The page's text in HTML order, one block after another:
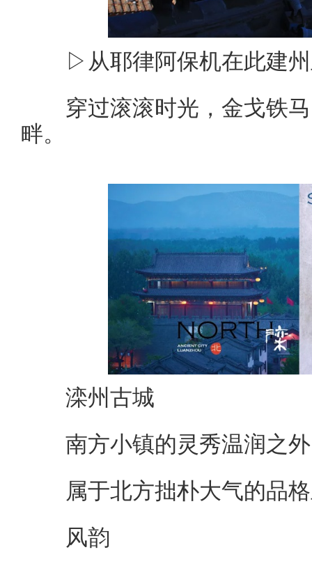
▷从耶律阿保机在此建州
穿过滚滚时光，金戈铁马
畔。
滦州古城
南方小镇的灵秀温润之外
属于北方拙朴大气的品格
风韵